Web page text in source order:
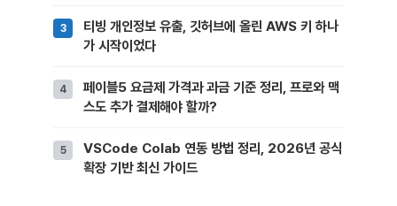
티빙 개인정보 유출, 깃허브에 올린 AWS 키 하나
가 시작이었다
페이블5 요금제 가격과 과금 기준 정리, 프로와 맥
스도 추가 결제해야 할까?
VSCode Colab 연동 방법 정리, 2026년 공식
확장 기반 최신 가이드